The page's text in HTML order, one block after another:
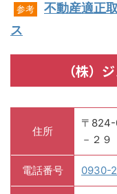
参考
不動産適正
ス
（株）
住所
〒824-
－２９
電話番号 0930-